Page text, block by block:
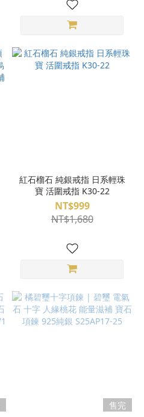
紅石榴石 純銀戒指 日系輕珠
寶 活圍戒指 K30-22
NT$999
NT$1,680
售完